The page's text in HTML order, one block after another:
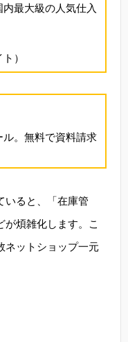
内最大級の人気仕入
）
ル。無料で資料請求
いると、「在庫管
煩雑化します。こ
ネットショップ一元